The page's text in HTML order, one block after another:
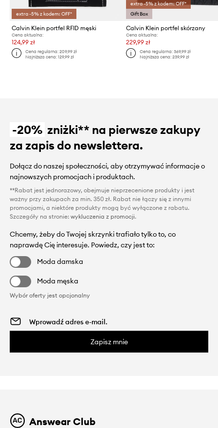
extra -5% z kodem: OFF*
Calvin Klein portfel RFID męski
Cena aktualna:
124,99 zł
Cena regularna:209,99 zł
Najniższa cena:129,99 zł
extra -5% z kodem: OFF*
Gift Box
Calvin Klein portfel skórzany
Cena aktualna:
229,99 zł
Cena regularna: 369,99 zł
Najniższa cena: 239,99 zł
-20% zniżki** na pierwsze zakupy
za zapis do newslettera.
Dołącz do naszej społeczności, aby otrzymywać informacje o
najnowszych promocjach i produktach.
**Rabat jest jednorazowy, obejmuje nieprzecenione produkty i jest
ważny przy zakupach za min. 350 zł. Rabat nie łączy się z innymi
promocjami, a niektóre produkty mogą być wyłączone z rabatu.
Szczegóły na stronie: wykluczenia z promocji.
Chcemy, żeby do Twojej skrzynki trafiało tylko to, co
naprawdę Cię interesuje. Powiedz, czy jest to:
Moda damska
Moda męska
Wybór oferty jest opcjonalny
Zapisz mnie
Answear Club